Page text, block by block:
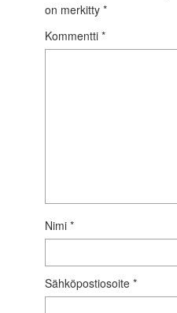
on merkitty *
Kommentti *
Nimi *
Sähköpostiosoite *